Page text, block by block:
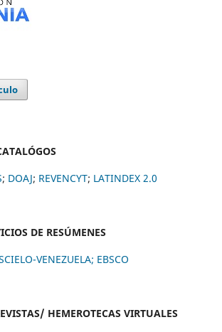
; DOAJ; REVENCYT; LATINDEX 2.0
DE RESÚMENES
VENEZUELA; EBSCO
HEMEROTECAS VIRTUALES